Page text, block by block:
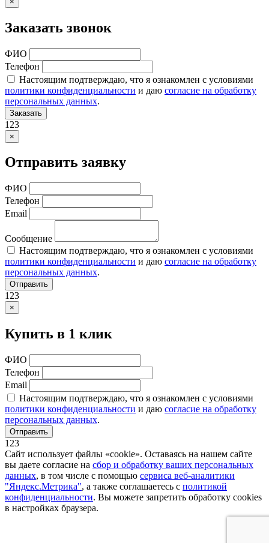
Заказать звонок
ФИО
Телефон
Настоящим подтверждаю, что я ознакомлен с условиями
политики конфиденциальности и даю согласие на обработку
персональных данных.
Заказать
123
×
Отправить заявку
ФИО
Телефон
Email
Сообщение
Настоящим подтверждаю, что я ознакомлен с условиями
политики конфиденциальности и даю согласие на обработку
персональных данных.
Отправить
123
×
Купить в 1 клик
ФИО
Телефон
Email
Настоящим подтверждаю, что я ознакомлен с условиями
политики конфиденциальности и даю согласие на обработку
персональных данных.
Отправить
123
Сайт использует файлы «cookie». Оставаясь на нашем сайте
вы даете согласие на сбор и обработку ваших персональных
данных, в том числе с помощью сервиса веб-аналитики
"Яндекс.Метрика", а также соглашаетесь с политикой
конфиденциальности. Вы можете запретить обработку cookies
в настройках браузера.